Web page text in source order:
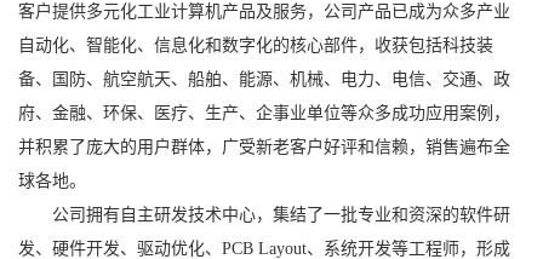
客户提供多元化工业计算机产品及服务，公司产品已成为众多产业
自动化、智能化、信息化和数字化的核心部件，收获包括科技装
备、国防、航空航天、船舶、能源、机械、电力、电信、交通、政
府、金融、环保、医疗、生产、企事业单位等众多成功应用案例，
并积累了庞大的用户群体，广受新老客户好评和信赖，销售遍布全
球各地。
公司拥有自主研发技术中心，集结了一批专业和资深的软件研
发、硬件开发、驱动优化、PCB Layout、系统开发等工程师，形成